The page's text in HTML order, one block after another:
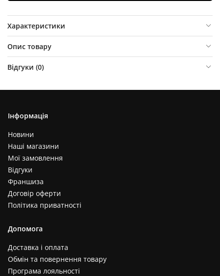
Характеристики
Опис товару
Відгуки (0)
Інформація
Новини
Наші магазини
Мої замовлення
Відгуки
Франшиза
Договір оферти
Політика приватності
Допомога
Доставка і оплата
Обмін та повернення товару
Програма лояльності